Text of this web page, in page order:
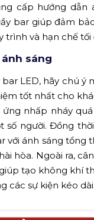
cấp hướng dẫn
bar giúp đảm
trình và hạn chế tối
sáng
LED, hãy chú ý
tốt nhất cho
ứng nhấp nháy
số người. Đồng
với ánh sáng tổng
hòa. Ngoài ra,
tạo không khí
các sự kiện kéo dài.